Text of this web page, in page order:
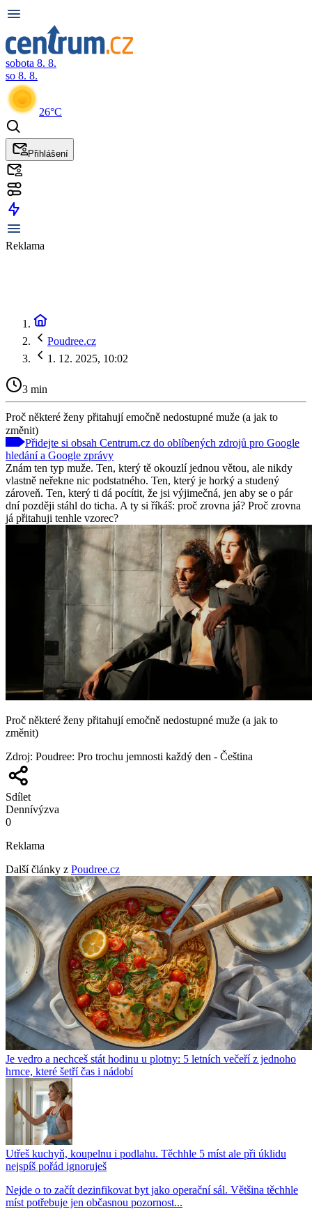
sobota 8. 8.
so 8. 8.
26°C
Přihlášení
Reklama
Poudree.cz
1. 12. 2025, 10:02
3 min
Proč některé ženy přitahují emočně nedostupné muže (a jak to
změnit)
Přidejte si obsah Centrum.cz do oblíbených zdrojů pro Google
hledání a Google zprávy
Znám ten typ muže. Ten, který tě okouzlí jednou větou, ale nikdy
vlastně neřekne nic podstatného. Ten, který je horký a studený
zároveň. Ten, který ti dá pocítit, že jsi výjimečná, jen aby se o pár
dní později stáhl do ticha. A ty si říkáš: proč zrovna já? Proč zrovna
já přitahuji tenhle vzorec?
Proč některé ženy přitahují emočně nedostupné muže (a jak to
změnit)
Zdroj: Poudree: Pro trochu jemnosti každý den - Čeština
Sdílet
Dennívýzva
0
Reklama
Další články z Poudree.cz
Je vedro a nechceš stát hodinu u plotny: 5 letních večeří z jednoho
hrnce, které šetří čas i nádobí
Utřeš kuchyň, koupelnu i podlahu. Těchhle 5 míst ale při úklidu
nejspíš pořád ignoruješ
Nejde o to začít dezinfikovat byt jako operační sál. Většina těchhle
míst potřebuje jen občasnou pozornost...